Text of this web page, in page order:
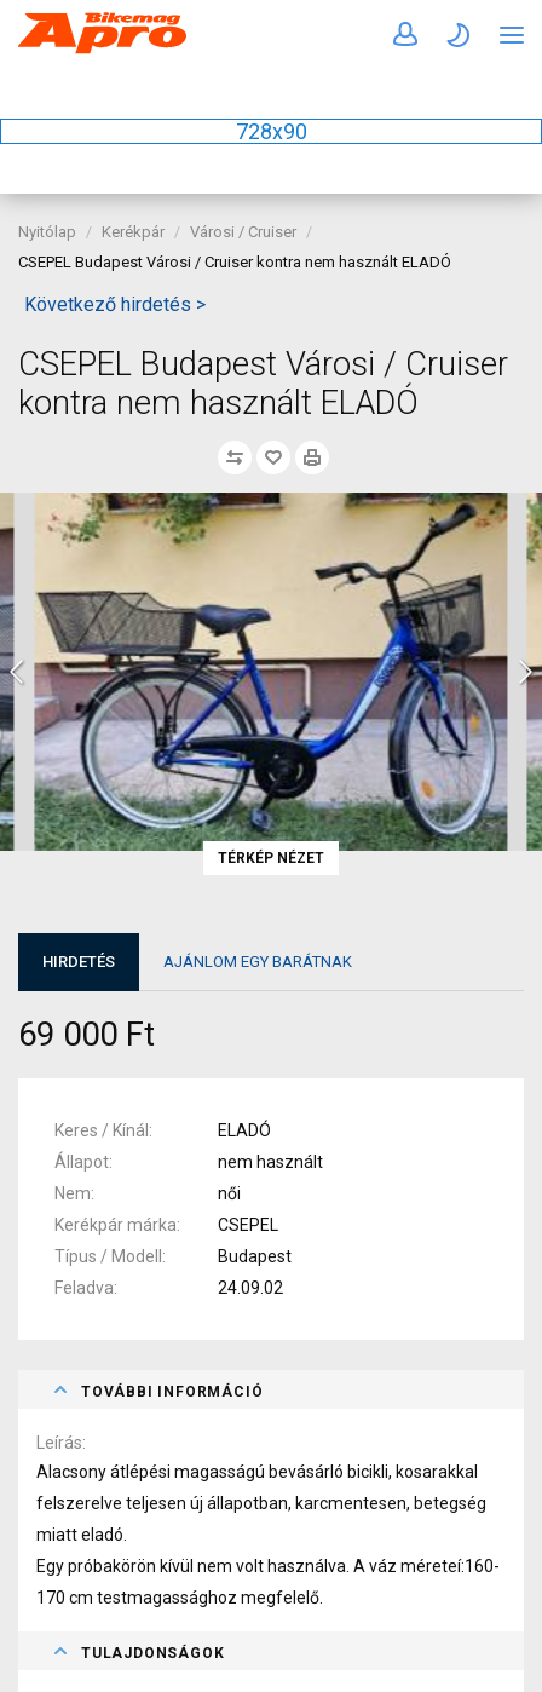
728x90
Nyitólap Kerékpár
Városi / Cruiser
CSEPEL Budapest Városi / Cruiser kontra nem használt ELADÓ
Következő hirdetés >
CSEPEL Budapest Városi / Cruiser
kontra nem használt ELADÓ
TÉRKÉP NÉZET
HIRDETÉS AJÁNLOM EGY BARÁTNAK
69 000 Ft
Keres / Kínál
ELADÓ
Állapot
nem használt
Nem
női
Kerékpár márka
CSEPEL
Típus / Modell
Budapest
Feladva
24.09.02
TOVÁBBI INFORMÁCIÓ
Leírás
Alacsony átlépési magasságú bevásárló bicikli, kosarakkal
felszerelve teljesen új állapotban, karcmentesen, betegség
miatt eladó.
Egy próbakörön kívül nem volt használva. A váz méreteí:160-
170 cm testmagassághoz megfelelő.
TULAJDONSÁGOK